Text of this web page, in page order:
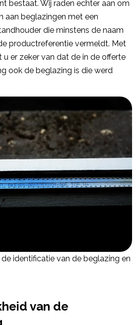
bestaat. Wij raden echter aan om
aan beglazingen met een
die minstens de naam
productreferentie vermeldt. Met
er zeker van dat de in de offerte
ook de beglazing is die werd
identificatie van de beglazing en
van de